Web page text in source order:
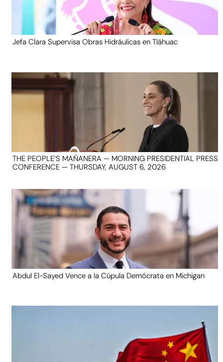
Jefa Clara Supervisa Obras Hidráulicas en Tláhuac
THE PEOPLE’S MAÑANERA — MORNING PRESIDENTIAL PRESS
CONFERENCE — THURSDAY, AUGUST 6, 2026
Abdul El-Sayed Vence a la Cúpula Demócrata en Michigan